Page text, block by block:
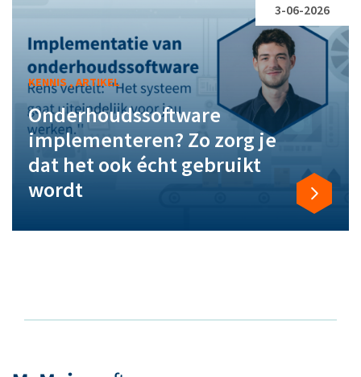
KENNIS , ARTIKEL
Onderhoudssoftware
implementeren? Zo zorg je
dat het ook écht gebruikt
wordt
3-06-2026